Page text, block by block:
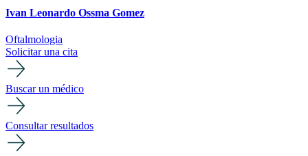
Ivan Leonardo Ossma Gomez
Oftalmologia
Solicitar una cita
Buscar un médico
Consultar resultados